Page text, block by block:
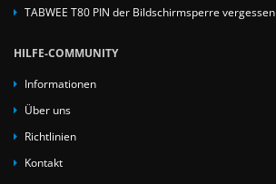
TABWEE T80 PIN der Bildschirmsperre vergessen
HILFE-COMMUNITY
Informationen
Über uns
Richtlinien
Kontakt